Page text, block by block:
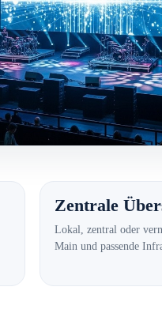
Zentrale
Lokal, zentral oder
Main und passende